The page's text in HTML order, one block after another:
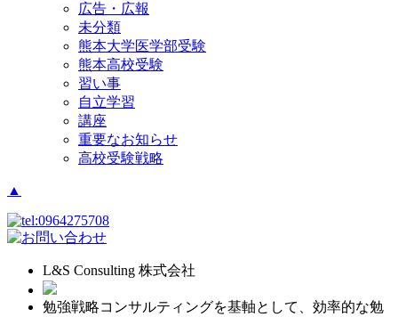
広告・広報
未分類
熊本大学医学部受験
熊本高校受験
習い事
自立学習
講座
重要なお知らせ
高校受験戦略
▲
L&S Consulting 株式会社
勉強戦略コンサルティングを基軸として、効率的な勉